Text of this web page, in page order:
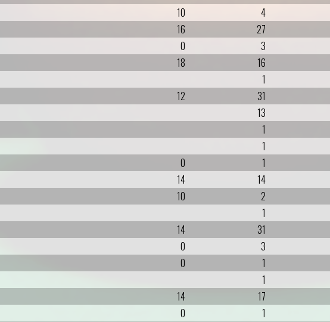
10
4
16
27
0
3
18
16
1
12
31
13
1
1
0
1
14
14
10
2
1
14
31
0
3
0
1
1
14
17
0
1